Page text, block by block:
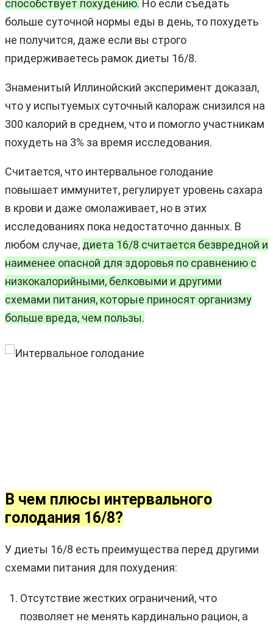
способствует похудению. Но если съедать
больше суточной нормы еды в день, то похудеть
не получится, даже если вы строго
придерживаетесь рамок диеты 16/8.
Знаменитый Иллинойский эксперимент доказал,
что у испытуемых суточный калораж снизился на
300 калорий в среднем, что и помогло участникам
похудеть на 3% за время исследования.
Считается, что интервальное голодание
повышает иммунитет, регулирует уровень сахара
в крови и даже омолаживает, но в этих
исследованиях пока недостаточно данных. В
любом случае, диета 16/8 считается безвредной и
наименее опасной для здоровья по сравнению с
низкокалорийными, белковыми и другими
схемами питания, которые приносят организму
больше вреда, чем пользы.
В чем плюсы интервального
голодания 16/8?
У диеты 16/8 есть преимущества перед другими
схемами питания для похудения:
Отсутствие жестких ограничений, что
позволяет не менять кардинально рацион, а